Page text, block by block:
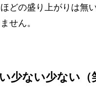
どの盛り上がりは無
せん。
少ない少ない（